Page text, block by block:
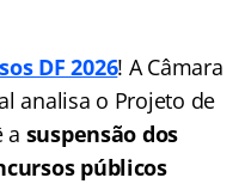
DF 2026! A Câmara
analisa o Projeto de
a suspensão dos
públicos